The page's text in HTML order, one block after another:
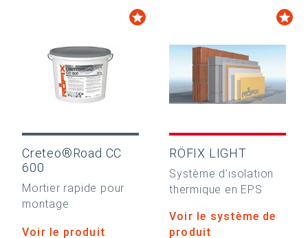
Creteo®Road CC
600
Mortier rapide pour
montage
Voir le produit
RÖFIX LIGHT
Système d’isolation
thermique en EPS
Voir le système de
produit